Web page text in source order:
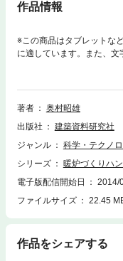
作品情報
※この商品はタブレットな
に適しています。また、
ト、検索、辞書の参照、
炉とは?暖かい暖炉をつく
技術者が知りたい。その
著者
奥村昭雄
出版社
建築資料研究社
ジャンル
科学・テクノ
シリーズ
暖炉づくりハ
電子版配信開始日
2014/
ファイルサイズ
22.45
作品をシェアする